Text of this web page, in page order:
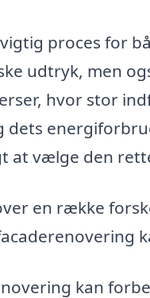
proces for
udtryk, men
hvor stor
at vælge den
en række
kan